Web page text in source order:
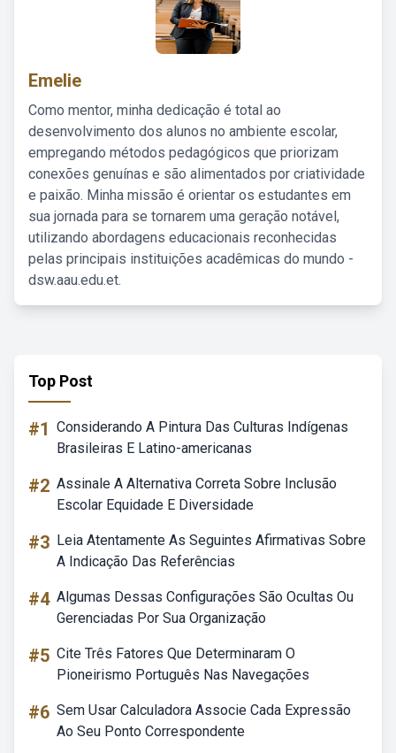
Emelie
Como mentor, minha dedicação é total ao
desenvolvimento dos alunos no ambiente escolar,
empregando métodos pedagógicos que priorizam
conexões genuínas e são alimentados por criatividade
e paixão. Minha missão é orientar os estudantes em
sua jornada para se tornarem uma geração notável,
utilizando abordagens educacionais reconhecidas
pelas principais instituições acadêmicas do mundo -
dsw.aau.edu.et.
Top Post
#1 Considerando A Pintura Das Culturas Indígenas
Brasileiras E Latino-americanas
#2 Assinale A Alternativa Correta Sobre Inclusão
Escolar Equidade E Diversidade
#3 Leia Atentamente As Seguintes Afirmativas Sobre
A Indicação Das Referências
#4 Algumas Dessas Configurações São Ocultas Ou
Gerenciadas Por Sua Organização
#5 Cite Três Fatores Que Determinaram O
Pioneirismo Português Nas Navegações
#6 Sem Usar Calculadora Associe Cada Expressão
Ao Seu Ponto Correspondente